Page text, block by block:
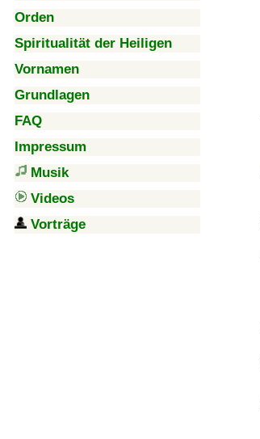
Orden
Spiritualität der Heiligen
Vornamen
Grundlagen
FAQ
Impressum
Musik
Videos
Vorträge